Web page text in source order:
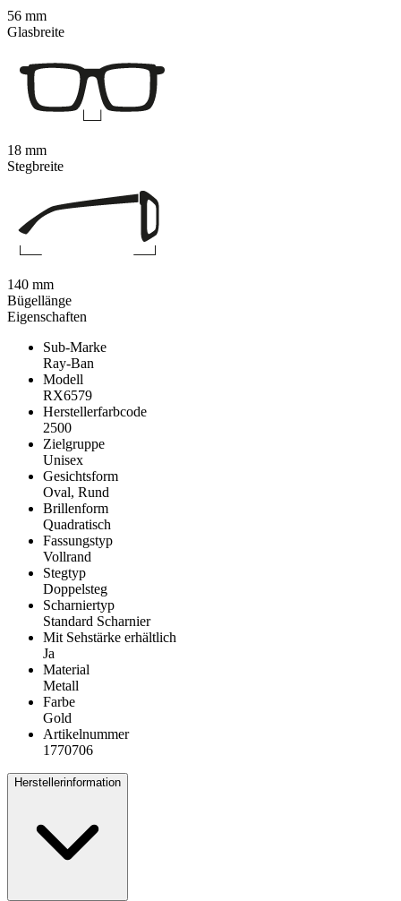
Eigenschaften
Sub-Marke
Ray-Ban
Modell
RX6579
Herstellerfarbcode
2500
Zielgruppe
Unisex
Gesichtsform
Oval, Rund
Brillenform
Quadratisch
Fassungstyp
Vollrand
Stegtyp
Doppelsteg
Scharniertyp
Standard Scharnier
Mit Sehstärke erhältlich
Ja
Material
Metall
Farbe
Gold
Artikelnummer
1770706
Herstellerinformation
56 mm
Glasbreite
18 mm
Stegbreite
140 mm
Bügellänge